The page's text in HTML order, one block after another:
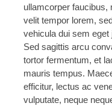
ullamcorper faucibus,
velit tempor lorem, sed
vehicula dui sem eget
Sed sagittis arcu
tortor fermentum, et
mauris tempus.
efficitur, lectus ac
vulputate, neque